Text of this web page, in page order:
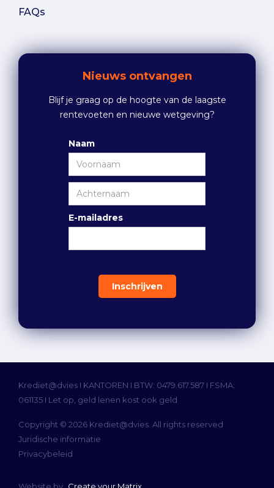
FAQs
Nieuws ontvangen
Blijf je graag op de hoogte van de laagste
rentevoeten en nieuwe wetgeving?
Naam
E-mailadres
Krediet@dvies I KANTOREN I BTW: 0479.617.587 I FSMA:
061135 I Let op, geld lenen kost ook geld
Copyright © 2026 Krediet@dvies. All rights reserved
Juridische informatie
Privacybeleid
Website by Create your Matrix